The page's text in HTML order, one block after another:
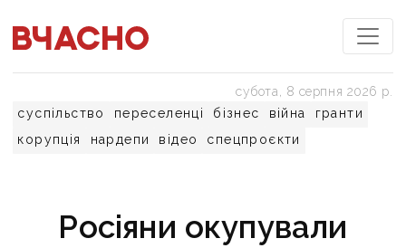
суспільство переселенці бізнес війна
гранти
корупція
нардепи відео спецпроєкти
субота, 8 серпня 2026 р.
Росіяни окупували